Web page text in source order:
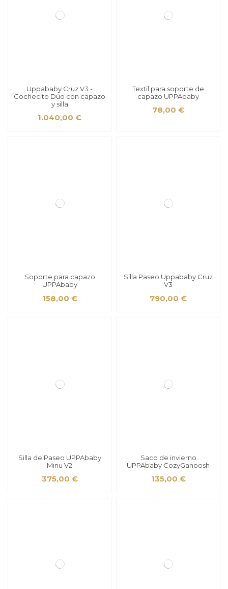
Uppababy Cruz V3 -
Cochecito Dúo con capazo
y silla
1.040,00 €
Textil para soporte de
capazo UPPAbaby
78,00 €
Soporte para capazo
UPPAbaby
158,00 €
Silla Paseo Uppababy Cruz
V3
790,00 €
Silla de Paseo UPPAbaby
Minu V2
375,00 €
Saco de invierno
UPPAbaby CozyGanoosh
135,00 €